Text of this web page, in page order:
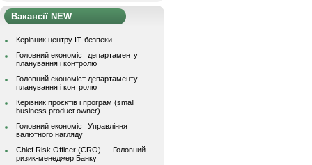
Вакансії NEW
Керівник центру ІТ-безпеки
Головний економіст департаменту
планування і контролю
Головний економіст департаменту
планування і контролю
Керівник проєктів і програм (small
business product owner)
Головний економіст Управління
валютного нагляду
Chief Risk Officer (CRO) — Головний
ризик-менеджер Банку